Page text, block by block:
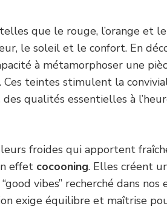
telles que le rouge, l’orange et
le soleil et le confort. En
à métamorphoser une
Ces teintes stimulent la
qualités essentielles à
froides qui apportent
effet cocooning. Elles créent
vibes” recherché dans nos
exige équilibre et maîtrise